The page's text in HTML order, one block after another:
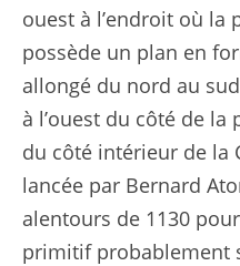
ouest à l’endroit où la
possède un plan en
allongé du nord au
à l’ouest du côté de la
du côté intérieur de la
lancée par Bernard
alentours de 1130
primitif probablement